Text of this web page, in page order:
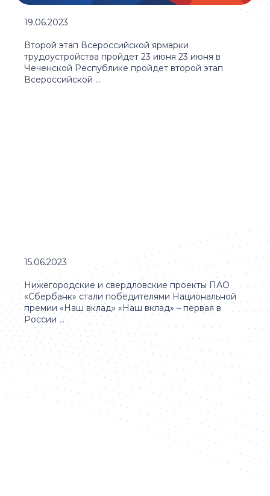
Второй этап Всероссийской ярмарки
трудоустройства пройдет 23 июня 23 июня в
Чеченской Республике пройдет второй этап
Всероссийской ...
19.06.2023
Нижегородские и свердловские проекты ПАО
«Сбербанк» стали победителями Национальной
премии «Наш вклад» «Наш вклад» – первая в
России ...
15.06.2023